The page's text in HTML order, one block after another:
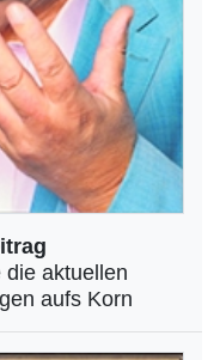
die aktuellen
aufs Korn